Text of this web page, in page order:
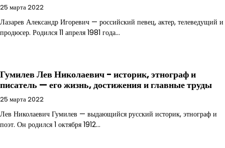
25 марта 2022
Лазарев Александр Игоревич — российский певец, актер, телеведущий и
продюсер. Родился 11 апреля 1981 года…
Гумилев Лев Николаевич − историк, этнограф и
писатель — его жизнь, достижения и главные труды
25 марта 2022
Лев Николаевич Гумилев — выдающийся русский историк, этнограф и
поэт. Он родился 1 октября 1912…